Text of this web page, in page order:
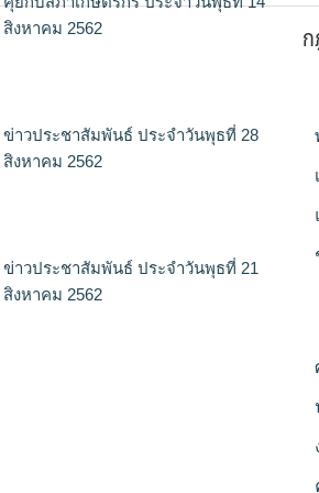
สิงหาคม 2562
ข่าวประชาสัมพันธ์ ประจำวันพุธที่ 28
สิงหาคม 2562
ข่าวประชาสัมพันธ์ ประจำวันพุธที่ 21
สิงหาคม 2562